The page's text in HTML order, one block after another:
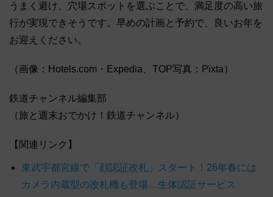
うまく避け、穴場スポットを選ぶことで、満足度の高い旅
行が実現できそうです。早めの計画と予約で、良いお年を
お迎えください。
（画像：Hotels.com・Expedia、TOP写真：Pixta）
鉄道チャンネル編集部
（旅と週末おでかけ！鉄道チャンネル）
【関連リンク】
東武宇都宮線で「顔認証改札」スタート！26年春には
カメラ内蔵型の改札機も登場…生体認証サービス